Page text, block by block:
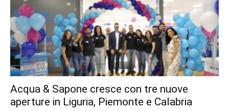
Acqua & Sapone cresce con tre nuove
aperture in Liguria, Piemonte e Calabria